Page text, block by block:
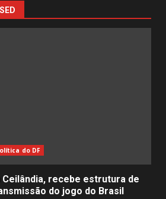
do DF
Ceilândia, recebe estrutura de
do jogo do Brasil